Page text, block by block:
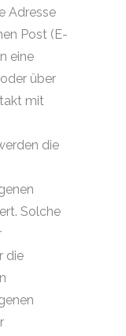
Adresse
Post (E-
eine
über
mit
die
Solche
die